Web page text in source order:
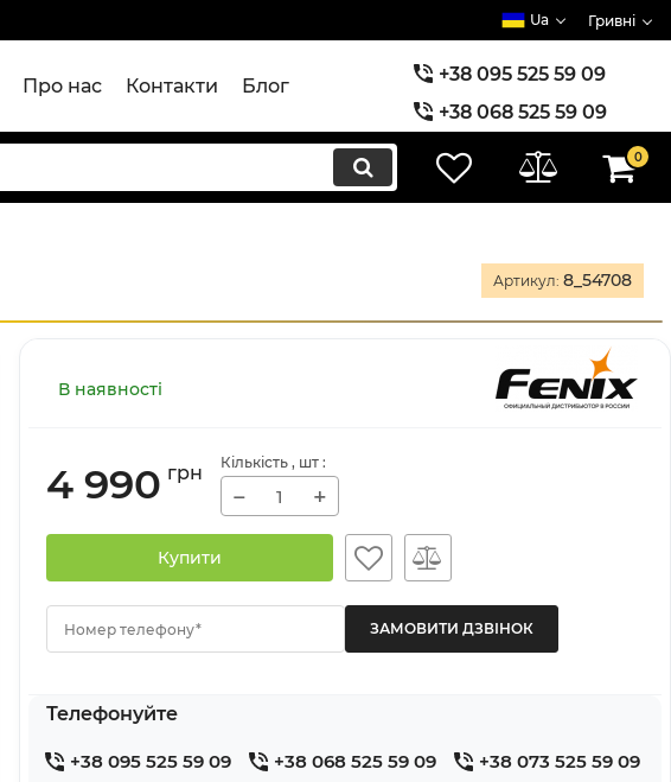
Ua Гривні
Про нас Контакти Блог
+38 095 525 59 09
+38 068 525 59 09
+38 073 525 59 09
0
Артикул: 8_54708
В наявності
4 990 грн Кількість , шт :
− +
Купити
Номер телефону*
Телефонуйте
+38 095 525 59 09 +38 068 525 59 09 +38 073 525 59 09